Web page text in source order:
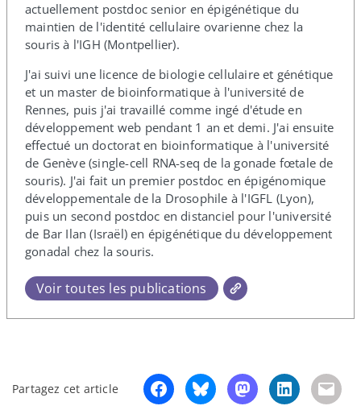
actuellement postdoc senior en épigénétique du
maintien de l'identité cellulaire ovarienne chez la
souris à l'IGH (Montpellier).
J'ai suivi une licence de biologie cellulaire et génétique
et un master de bioinformatique à l'université de
Rennes, puis j'ai travaillé comme ingé d'étude en
développement web pendant 1 an et demi. J'ai ensuite
effectué un doctorat en bioinformatique à l'université
de Genève (single-​cell RNA-​seq de la gonade fœtale de
souris). J'ai fait un premier postdoc en épigénomique
développementale de la Drosophile à l'IGFL (Lyon),
puis un second postdoc en distanciel pour l'université
de Bar Ilan (Israël) en épigénétique du développement
gonadal chez la souris.
Voir toutes les publications
Partagez cet article